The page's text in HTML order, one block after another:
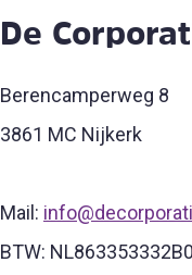
De
Berencamperweg 8
3861 MC Nijkerk
Mail:
BTW: